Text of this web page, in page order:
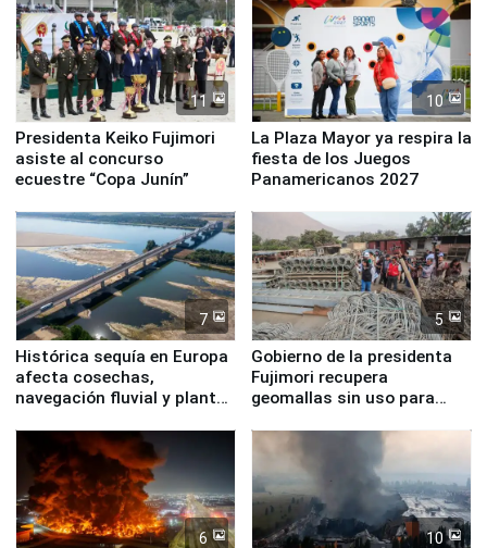
11
Presidenta Keiko Fujimori
asiste al concurso
ecuestre “Copa Junín”
10
La Plaza Mayor ya respira la
fiesta de los Juegos
Panamericanos 2027
7
Histórica sequía en Europa
afecta cosechas,
navegación fluvial y plantas
5
Gobierno de la presidenta
Fujimori recupera
geomallas sin uso para
Fenómeno El Niño
6 10